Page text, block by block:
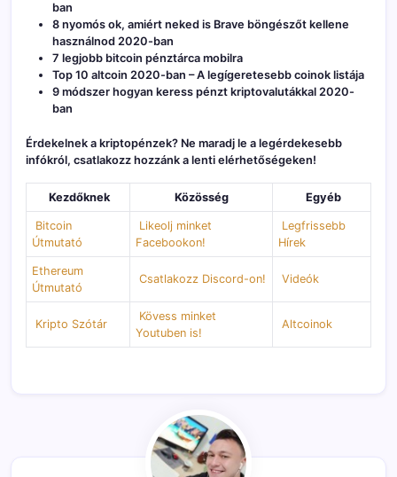
ban
8 nyomós ok, amiért neked is Brave böngészőt kellene
használnod 2020-ban
7 legjobb bitcoin pénztárca mobilra
Top 10 altcoin 2020-ban – A legígeretesebb coinok listája
9 módszer hogyan keress pénzt kriptovalutákkal 2020-
ban
Érdekelnek a kriptopénzek? Ne maradj le a legérdekesebb
infókról, csatlakozz hozzánk a lenti elérhetőségeken!
Kezdőknek Közösség Egyéb
Bitcoin
Útmutató
Likeolj minket
Facebookon!
Legfrissebb
Hírek
Ethereum
Útmutató
Csatlakozz Discord-on! Videók
Kripto Szótár
Kövess minket
Youtuben is!
Altcoinok